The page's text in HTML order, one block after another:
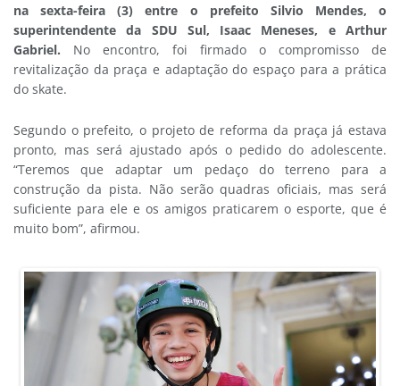
na sexta-feira (3) entre o prefeito Silvio Mendes, o
superintendente da SDU Sul, Isaac Meneses, e Arthur
Gabriel. No encontro, foi firmado o compromisso de
revitalização da praça e adaptação do espaço para a prática
do skate.
Segundo o prefeito, o projeto de reforma da praça já estava
pronto, mas será ajustado após o pedido do adolescente.
“Teremos que adaptar um pedaço do terreno para a
construção da pista. Não serão quadras oficiais, mas será
suficiente para ele e os amigos praticarem o esporte, que é
muito bom”, afirmou.